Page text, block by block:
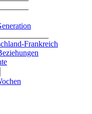
Frankreich